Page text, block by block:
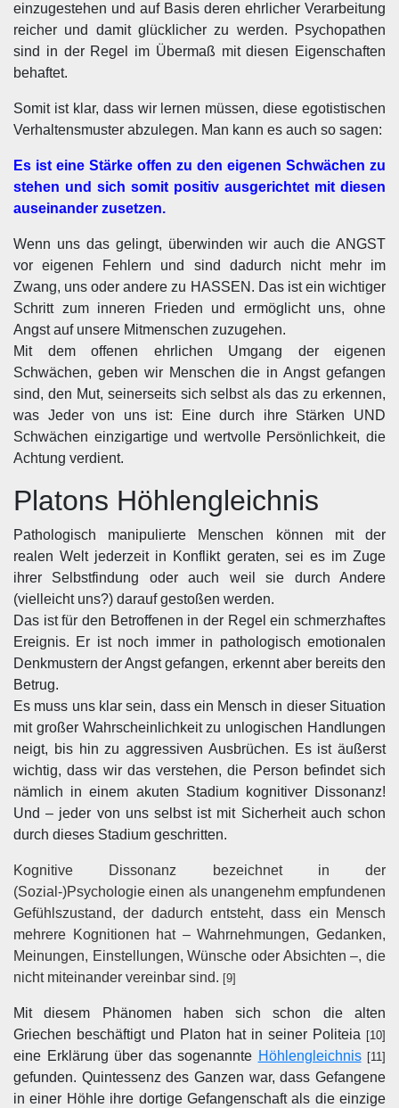
einzugestehen und auf Basis deren ehrlicher Verarbeitung
reicher und damit glücklicher zu werden. Psychopathen
sind in der Regel im Übermaß mit diesen Eigenschaften
behaftet.
Somit ist klar, dass wir lernen müssen, diese egotistischen
Verhaltensmuster abzulegen. Man kann es auch so sagen:
Es ist eine Stärke offen zu den eigenen Schwächen zu
stehen und sich somit positiv ausgerichtet mit diesen
auseinander zusetzen.
Wenn uns das gelingt, überwinden wir auch die ANGST
vor eigenen Fehlern und sind dadurch nicht mehr im
Zwang, uns oder andere zu HASSEN. Das ist ein wichtiger
Schritt zum inneren Frieden und ermöglicht uns, ohne
Angst auf unsere Mitmenschen zuzugehen.
Mit dem offenen ehrlichen Umgang der eigenen
Schwächen, geben wir Menschen die in Angst gefangen
sind, den Mut, seinerseits sich selbst als das zu erkennen,
was Jeder von uns ist: Eine durch ihre Stärken UND
Schwächen einzigartige und wertvolle Persönlichkeit, die
Achtung verdient.
Platons Höhlengleichnis
Pathologisch manipulierte Menschen können mit der
realen Welt jederzeit in Konflikt geraten, sei es im Zuge
ihrer Selbstfindung oder auch weil sie durch Andere
(vielleicht uns?) darauf gestoßen werden.
Das ist für den Betroffenen in der Regel ein schmerzhaftes
Ereignis. Er ist noch immer in pathologisch emotionalen
Denkmustern der Angst gefangen, erkennt aber bereits den
Betrug.
Es muss uns klar sein, dass ein Mensch in dieser Situation
mit großer Wahrscheinlichkeit zu unlogischen Handlungen
neigt, bis hin zu aggressiven Ausbrüchen. Es ist äußerst
wichtig, dass wir das verstehen, die Person befindet sich
nämlich in einem akuten Stadium kognitiver Dissonanz!
Und – jeder von uns selbst ist mit Sicherheit auch schon
durch dieses Stadium geschritten.
Kognitive Dissonanz bezeichnet in der
(Sozial-)Psychologie einen als unangenehm empfundenen
Gefühlszustand, der dadurch entsteht, dass ein Mensch
mehrere Kognitionen hat – Wahrnehmungen, Gedanken,
Meinungen, Einstellungen, Wünsche oder Absichten –, die
nicht miteinander vereinbar sind. [9]
Mit diesem Phänomen haben sich schon die alten
Griechen beschäftigt und Platon hat in seiner Politeia [10]
eine Erklärung über das sogenannte Höhlengleichnis [11]
gefunden. Quintessenz des Ganzen war, dass Gefangene
in einer Höhle ihre dortige Gefangenschaft als die einzige